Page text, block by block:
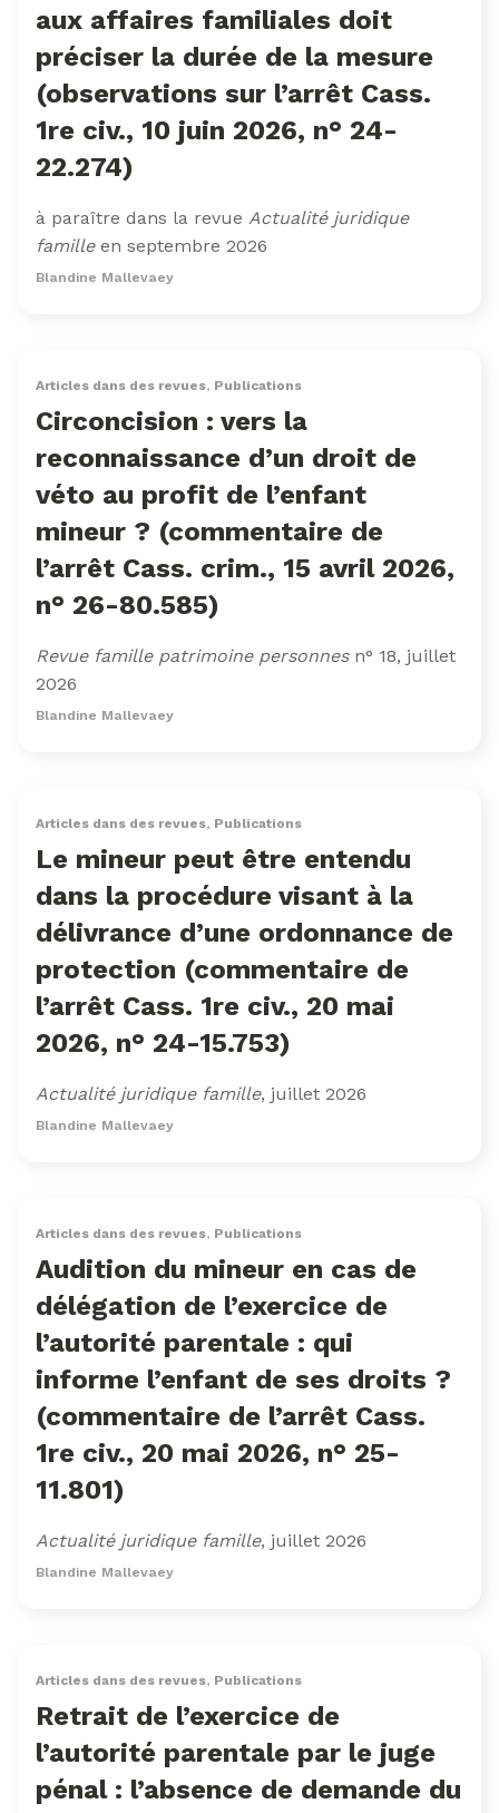
aux affaires familiales doit
préciser la durée de la mesure
(observations sur l’arrêt Cass.
1re civ., 10 juin 2026, n° 24-
22.274)
à paraître dans la revue Actualité juridique
familleen septembre 2026
Blandine Mallevaey
Articles dans des revues, Publications
Circoncision : vers la
reconnaissance d’un droit de
véto au profit de l’enfant
mineur ? (commentaire de
l’arrêt Cass. crim., 15 avril 2026,
n° 26-80.585)
Revue famille patrimoine personnesn° 18, juillet
2026
Blandine Mallevaey
Articles dans des revues, Publications
Le mineur peut être entendu
dans la procédure visant à la
délivrance d’une ordonnance de
protection (commentaire de
l’arrêt Cass. 1re civ., 20 mai
2026, n° 24-15.753)
Actualité juridique famille, juillet 2026
Blandine Mallevaey
Articles dans des revues, Publications
Audition du mineur en cas de
délégation de l’exercice de
l’autorité parentale : qui
informe l’enfant de ses droits ?
(commentaire de l’arrêt Cass.
1re civ., 20 mai 2026, n° 25-
11.801)
Actualité juridique famille, juillet 2026
Blandine Mallevaey
Articles dans des revues, Publications
Retrait de l’exercice de
l’autorité parentale par le juge
pénal : l’absence de demande du